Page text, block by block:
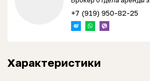
+7 (919) 950-82-25
Характеристики